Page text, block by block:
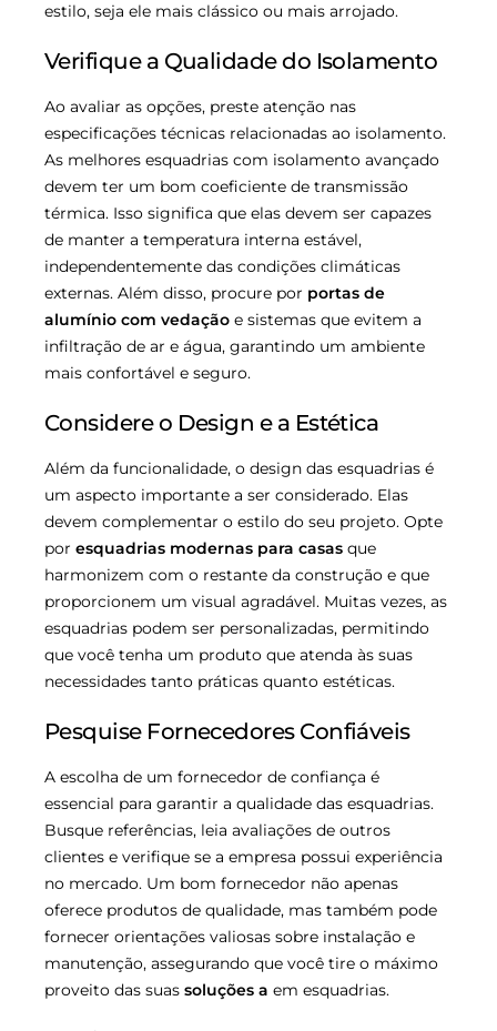
estilo, seja ele mais clássico ou mais arrojado.
Verifique a Qualidade do Isolamento
Ao avaliar as opções, preste atenção nas
especificações técnicas relacionadas ao isolamento.
As melhores esquadrias com isolamento avançado
devem ter um bom coeficiente de transmissão
térmica. Isso significa que elas devem ser capazes
de manter a temperatura interna estável,
independentemente das condições climáticas
externas. Além disso, procure por portas de
alumínio com vedação e sistemas que evitem a
infiltração de ar e água, garantindo um ambiente
mais confortável e seguro.
Considere o Design e a Estética
Além da funcionalidade, o design das esquadrias é
um aspecto importante a ser considerado. Elas
devem complementar o estilo do seu projeto. Opte
por esquadrias modernas para casas que
harmonizem com o restante da construção e que
proporcionem um visual agradável. Muitas vezes, as
esquadrias podem ser personalizadas, permitindo
que você tenha um produto que atenda às suas
necessidades tanto práticas quanto estéticas.
Pesquise Fornecedores Confiáveis
A escolha de um fornecedor de confiança é
essencial para garantir a qualidade das esquadrias.
Busque referências, leia avaliações de outros
clientes e verifique se a empresa possui experiência
no mercado. Um bom fornecedor não apenas
oferece produtos de qualidade, mas também pode
fornecer orientações valiosas sobre instalação e
manutenção, assegurando que você tire o máximo
proveito das suas soluções a em esquadrias.